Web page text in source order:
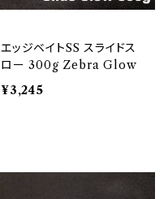
エッジベイトSS スライドス
ロー 300g Zebra Glow
¥3,245